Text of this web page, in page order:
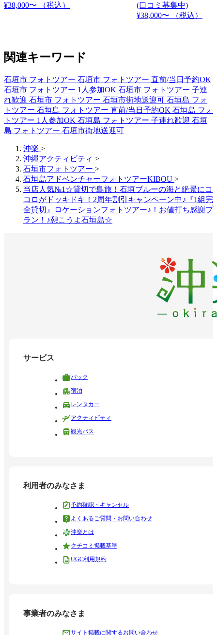
¥38,000〜
（税込）
(口コミ募集中)
¥38,000〜
（税込）
関連キーワード
石垣市 フォトツアー 石垣市 フォトツアー 直前/当日予約OK
石垣市 フォトツアー 1人参加OK 石垣市 フォトツアー 子連
れ歓迎 石垣市 フォトツアー 石垣市街地送迎可 石垣島 フォ
トツアー 石垣島 フォトツアー 直前/当日予約OK 石垣島 フォ
トツアー 1人参加OK 石垣島 フォトツアー 子連れ歓迎 石垣
島 フォトツアー 石垣市街地送迎可
沖楽 >
沖縄アクティビティ >
石垣市フォトツアー >
石垣島アドベンチャーフォトツアーKIBOU >
当店人気№1☆貸切で島旅！石垣ブルーの海と絶景にコ
コロがドッキドキ！2周年割引キャンペーン中♪『1組完
全貸切』ロケーションフォトツアー♪！お値打ち感謝プ
ラン！♪憩こうよ石垣島☆
サービス
パック
宿泊
レンタカー
アクティビティ
観光バス
利用者のみなさま
予約確認・キャンセル
よくあるご質問・お問い合わせ
沖楽とは
クチコミ掲載基準
UGC利用規約
事業者のみなさま
サイト掲載に関するお問い合わせ